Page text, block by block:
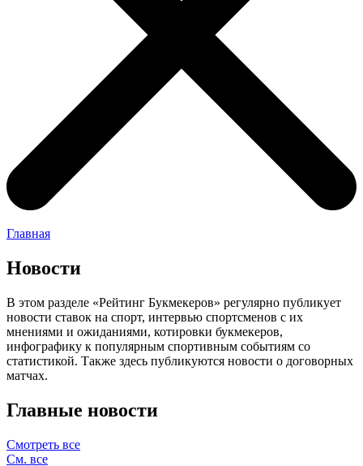
Главная
Новости
В этом разделе «Рейтинг Букмекеров» регулярно публикует
новости ставок на спорт, интервью спортсменов с их
мнениями и ожиданиями, котировки букмекеров,
инфографику к популярным спортивным событиям со
статистикой. Также здесь публикуются новости о договорных
матчах.
Главные новости
Смотреть все
См. все